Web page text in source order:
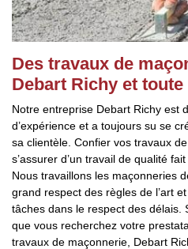
Des travaux de
Debart Richy et
Notre entreprise Debart Richy est
d’expérience et a toujours su se
sa clientèle. Confier vos travaux
s’assurer d’un travail de qualité
Nous travaillons les maçonneries
grand respect des règles de l’art
tâches dans le respect des délais.
que vous recherchez votre
travaux de maçonnerie, Debart